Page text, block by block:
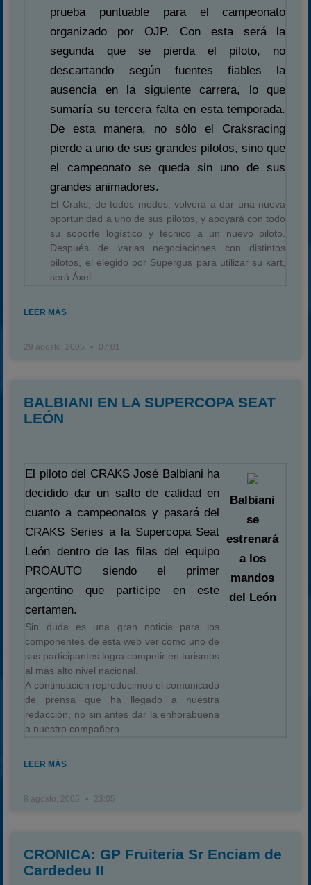
prueba puntuable para el campeonato
organizado por OJP. Con esta será la
segunda que se pierda el piloto, no
descartando según fuentes fiables la
ausencia en la siguiente carrera, lo que
sumaría su tercera falta en esta temporada.
De esta manera, no sólo el Craksracing
pierde a uno de sus grandes pilotos, sino que
el campeonato se queda sin uno de sus
grandes animadores.
El Craks, de todos modos, volverá a dar una nueva
oportunidad a uno de sus pilotos, y apoyará con todo
su soporte logístico y técnico a un nuevo piloto.
Después de varias negociaciones con distintos
pilotos, el elegido por Supergus para utilizar su kart,
será Áxel.
LEER MÁS
29 agosto, 2005 07:01
BALBIANI EN LA SUPERCOPA SEAT
LEÓN
El piloto del CRAKS José Balbiani ha
decidido dar un salto de calidad en
cuanto a campeonatos y pasará del
CRAKS Series a la Supercopa Seat
León dentro de las filas del equipo
PROAUTO siendo el primer
argentino que participe en este
certamen.
Sin duda es una gran noticia para los
componentes de esta web ver como uno de
sus participantes logra competir en turismos
al más alto nivel nacional.
A continuación reproducimos el comunicado
de prensa que ha llegado a nuestra
redacción, no sin antes dar la enhorabuena
a nuestro compañero.
Balbiani
se
estrenará
a los
mandos
del León
LEER MÁS
8 agosto, 2005 23:05
CRONICA: GP Fruiteria Sr Enciam de
Cardedeu II